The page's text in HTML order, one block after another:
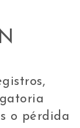
o pérdida